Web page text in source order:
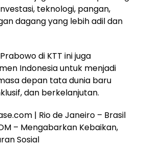
teknologi, pangan,
dagang yang lebih adil dan
di KTT ini juga
Indonesia untuk menjadi
depan tata dunia baru
dan berkelanjutan.
| Rio de Janeiro – Brasil
– Mengabarkan Kebaikan,
Sosial